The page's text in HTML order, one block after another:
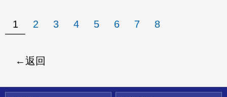
1 2 3 4 5 6 7 8
返回